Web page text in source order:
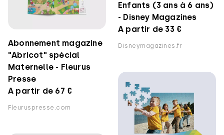
Enfants (3 ans à 6 ans)
- Disney Magazines
A partir de 33 €
Disneymagazines.fr
Abonnement magazine
"Abricot" spécial
Maternelle - Fleurus
Presse
A partir de 67 €
Fleuruspresse.com